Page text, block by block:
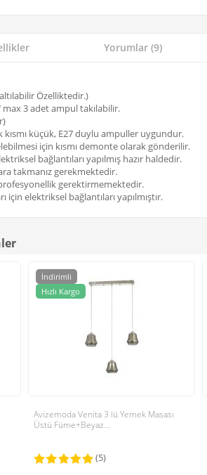
Yorumlar (9)
Özelliktedir.)
3 adet ampul takılabilir.
kısmı küçük, E27 duylu ampuller uygundur.
için kısmı demonte olarak gönderilir.
bağlantıları yapılmış hazır haldedir.
takmanız gerekmektedir.
gerektirmemektedir.
için elektriksel bağlantıları yapılmıştır.
İndirimli
Hızlı Kargo
Avizemoda Venita 3 lü Yemek Masası
Üstü Füme+Beyaz...
(5)